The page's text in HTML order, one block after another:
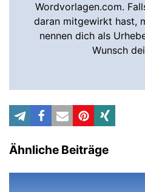
Wordvorlagen.com.
daran mitgewirkt hast,
nennen dich als
Wunsch
Ähnliche Beiträge